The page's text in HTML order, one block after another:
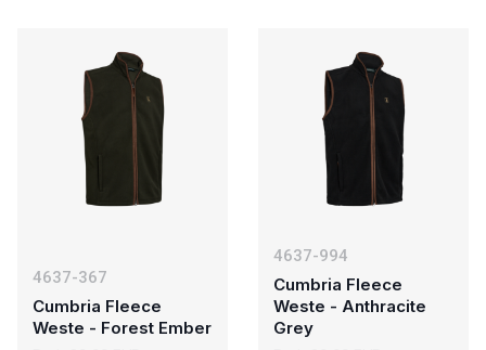
4637-367
Cumbria Fleece
Weste - Forest Ember
4637-994
Cumbria Fleece
Weste - Anthracite
Grey